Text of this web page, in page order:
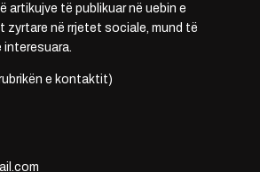
artikujve të publikuar në uebin e
zyrtare në rrjetet sociale, mund të
e kontaktit)